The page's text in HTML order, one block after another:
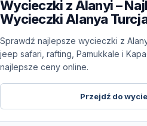
Wycieczki z Alanyi –
Wycieczki Alanya
Sprawdź najlepsze wycieczki z
jeep safari, rafting, Pamukkale i
najlepsze ceny online.
Przejdź do